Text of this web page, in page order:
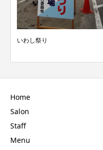
いわし祭り
Home
Salon
Staff
Menu